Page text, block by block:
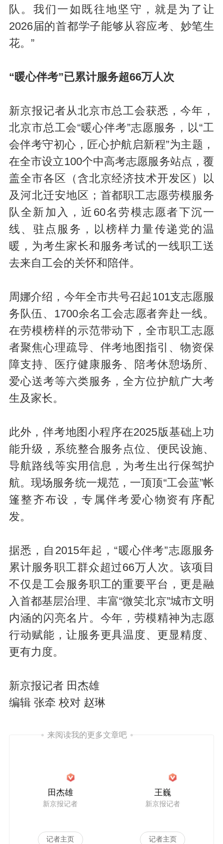
队。我们一如既往地坚守，就是为了让
2026届的首都学子能够从容应考、妙笔生
花。”
“暖心伴考”已累计服务超66万人次
新京报记者从北京市总工会获悉，今年，
北京市总工会“暖心伴考”志愿服务，以“工
会伴考守初心，匠心护航启新程”为主题，
在全市设立100个中高考志愿服务站点，覆
盖全市各区（含北京经济技术开发区）以
及河北迁安地区；首都职工志愿劳模服务
队全新加入，近60名劳模志愿者下沉一
线、驻点服务，以榜样力量传递党的温
暖，为考生家长和服务考试的一线职工送
去来自工会的关怀和陪伴。
周娜介绍，今年全市共号召起101支志愿服
务队伍、1700余名工会志愿者奔赴一线。
在劳模榜样的示范带动下，全市职工志愿
者聚焦心理疏导、伴考地图指引、物资保
障支持、医疗健康服务、陪考休憩场所、
爱心送考等六类服务，全方位护航广大考
生及家长。
此外，伴考地图小程序在2025版基础上功
能升级，系统整合服务点位、便民设施、
导航路线等实用信息，为考生出行保驾护
航。现场服务统一规范，一顶顶“工会蓝”帐
篷整齐布设，专属伴考爱心物资有序配
发。
据悉，自2015年起，“暖心伴考”志愿服务
累计服务职工群众超过66万人次。该项目
不仅是工会服务职工的重要平台，更是融
入首都基层治理、丰富“微笑北京”城市文明
内涵的闪亮名片。今年，劳模精神为志愿
行动赋能，让服务更具温度、更显精度、
更有力度。
新京报记者 田杰雄
编辑 张牵 校对 赵琳
来阅读我的更多文章吧
田杰雄
新京报记者
记者主页
王巍
新京报记者
记者主页